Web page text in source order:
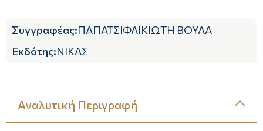
Συγγραφέας:ΠΑΠΑΤΣΙΦΛΙΚΙΩΤΗ ΒΟΥΛΑ
Εκδότης:ΝΙΚΑΣ
Αναλυτική Περιγραφή